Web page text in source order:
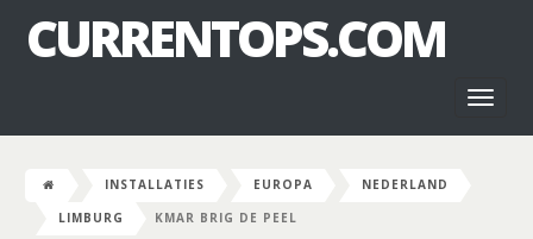
CURRENTOPS.COM
INSTALLATIES EUROPA
NEDERLAND
LIMBURG
KMAR BRIG DE PEEL